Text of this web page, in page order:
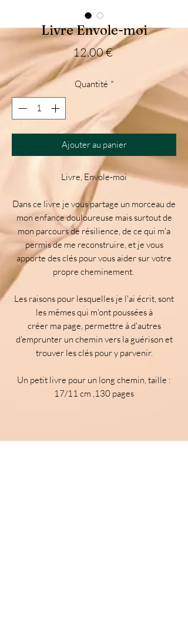
Livre Envole-moi
12,00 €Prix
Quantité *
Ajouter au panier
Livre, Envole-moi
Dans ce livre je vous partage un morceau de
mon enfance douloureuse mais surtout de
mon parcours de résilience, de ce qui m'a
permis de me reconstruire, et je vous
apporte des clés pour vous aider sur votre
propre cheminement.
Les raisons pour lesquelles je l'ai écrit, sont
les mêmes qui m'ont poussées à
créer ma page, permettre à d'autres
d'emprunter un chemin vers la guérison et
trouver les clés pour y parvenir.
Un petit livre pour un long chemin, taille :
17/11 cm ,130 pages